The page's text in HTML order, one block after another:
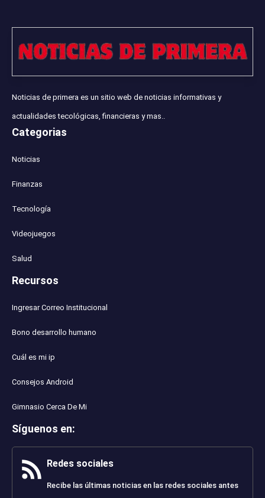
Noticias de primera es un sitio web de noticias informativas y
actualidades tecológicas, financieras y mas..
Categorias
Noticias
Finanzas
Tecnología
Videojuegos
Salud
Recursos
Ingresar Correo Institucional
Bono desarrollo humano
Cuál es mi ip
Consejos Android
Gimnasio Cerca De Mi
Síguenos en:
Redes sociales
Recibe las últimas noticias en las redes sociales antes